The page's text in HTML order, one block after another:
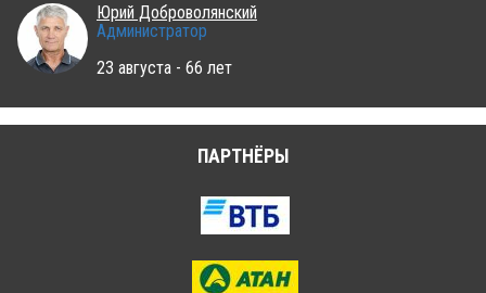
Юрий Доброволянский
Администратор
23 августа - 66 лет
ПАРТНЁРЫ